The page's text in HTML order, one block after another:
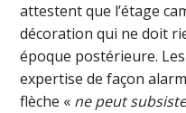
attestent que l’étage
décoration qui ne doit
époque postérieure.
expertise de façon
flèche « ne peut